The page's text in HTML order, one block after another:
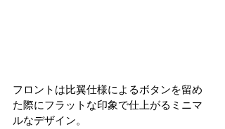
フロントは比翼仕様によるボタンを留め
た際にフラットな印象で仕上がるミニマ
ルなデザイン。